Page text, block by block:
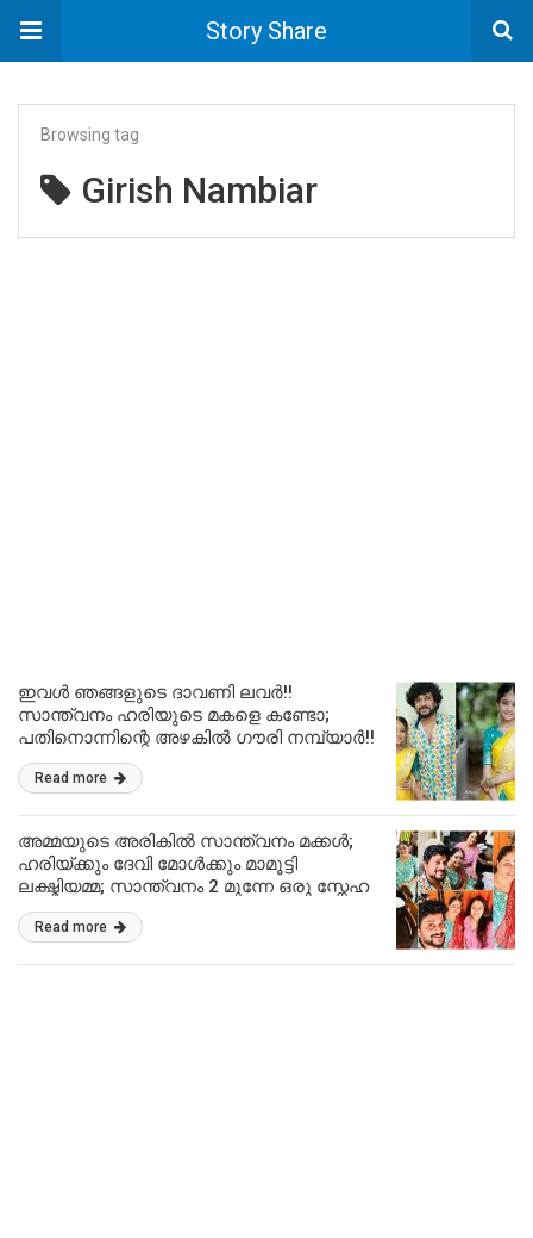
Story Share
Browsing tag
Girish Nambiar
ഇവൾ ഞങ്ങളുടെ ദാവണി ലവർ!!
സാന്ത്വനം ഹരിയുടെ മകളെ കണ്ടോ;
പതിനൊന്നിന്റെ അഴകിൽ ഗൗരി നമ്പ്യാർ!!
| Santhwanam Fame Girish Nambiar
Daughter Birthday
Read more
അമ്മയുടെ അരികിൽ സാന്ത്വനം മക്കൾ;
ഹരിയ്ക്കും ദേവി മോൾക്കും മാമൂട്ടി
ലക്ഷ്മിയമ്മ; സാന്ത്വനം 2 മുന്നേ ഒരു സ്നേഹ
സംഗമം!! | Girish Nambiar Visit Girija
Preman With Chippy Renjith Viral
Read more